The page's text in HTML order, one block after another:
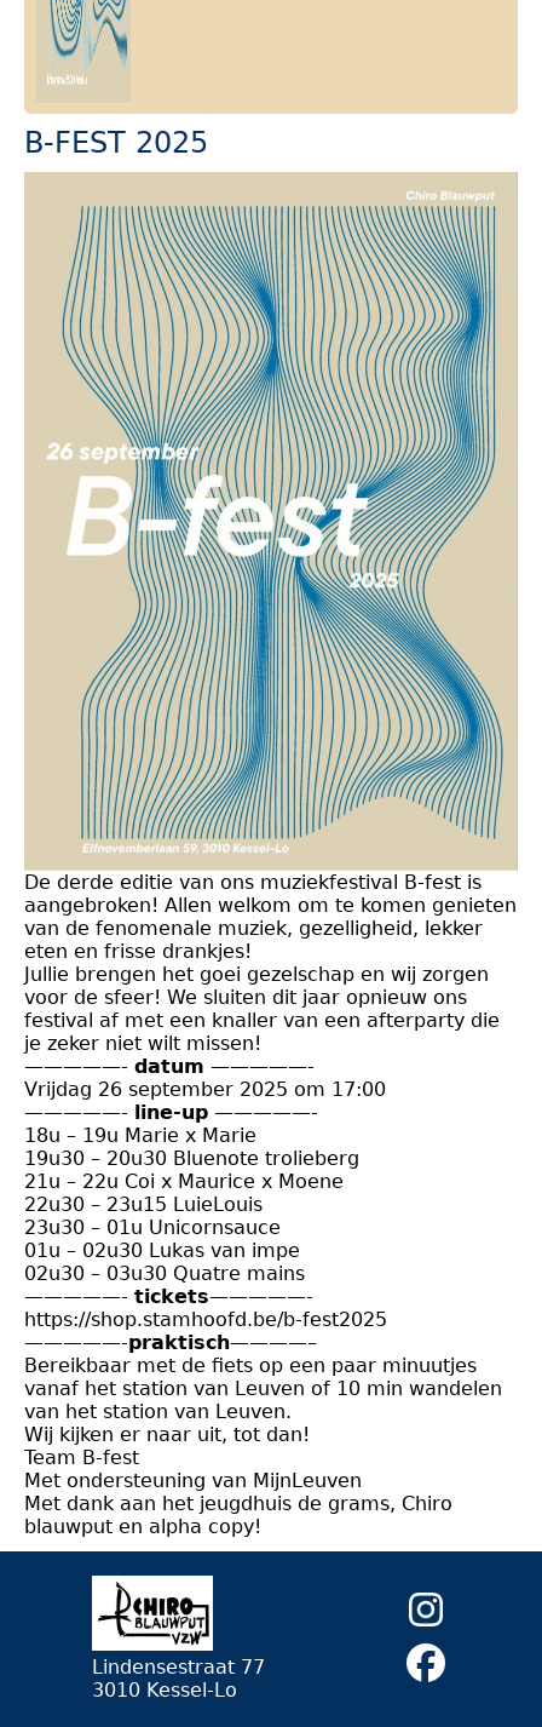
B-FEST 2025
De derde editie van ons muziekfestival B-fest is
aangebroken! Allen welkom om te komen genieten
van de fenomenale muziek, gezelligheid, lekker
eten en frisse drankjes!
Jullie brengen het goei gezelschap en wij zorgen
voor de sfeer! We sluiten dit jaar opnieuw ons
festival af met een knaller van een afterparty die
je zeker niet wilt missen!
—————- datum —————-
Vrijdag 26 september 2025 om 17:00
—————-
line-up —————-
18u – 19u Marie x Marie
19u30 – 20u30 Bluenote trolieberg
21u – 22u Coi x Maurice x Moene
22u30 – 23u15 LuieLouis
23u30 – 01u Unicornsauce
01u – 02u30 Lukas van impe
02u30 – 03u30 Quatre mains
—————- tickets—————-
https://shop.stamhoofd.be/b-fest2025
—————-praktisch————–
Bereikbaar met de fiets op een paar minuutjes
vanaf het station van Leuven of 10 min wandelen
van het station van Leuven.
Wij kijken er naar uit, tot dan!
Team B-fest
Met ondersteuning van MijnLeuven
Met dank aan het jeugdhuis de grams, Chiro
blauwput en alpha copy!
Lindensestraat 77
3010 Kessel-Lo